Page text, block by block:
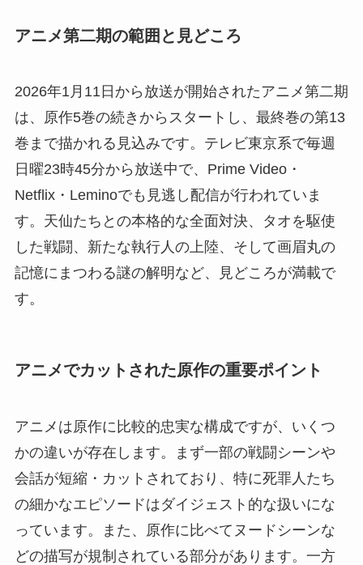
アニメ第二期の範囲と見どころ
2026年1月11日から放送が開始されたアニメ第二期
は、原作5巻の続きからスタートし、最終巻の第13
巻まで描かれる見込みです。テレビ東京系で毎週
日曜23時45分から放送中で、Prime Video・
Netflix・Leminoでも見逃し配信が行われていま
す。天仙たちとの本格的な全面対決、タオを駆使
した戦闘、新たな執行人の上陸、そして画眉丸の
記憶にまつわる謎の解明など、見どころが満載で
す。
アニメでカットされた原作の重要ポイント
アニメは原作に比較的忠実な構成ですが、いくつ
かの違いが存在します。まず一部の戦闘シーンや
会話が短縮・カットされており、特に死罪人たち
の細かなエピソードはダイジェスト的な扱いにな
っています。また、原作に比べてヌードシーンな
どの描写が規制されている部分があります。一方